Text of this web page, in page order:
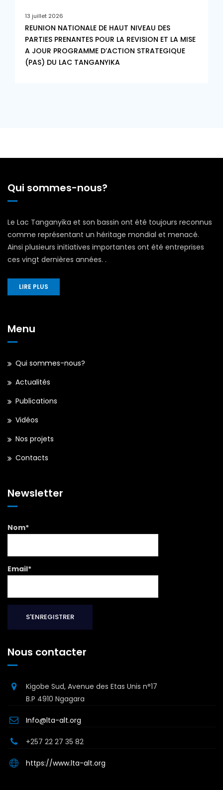
13 juillet 2026
REUNION NATIONALE DE HAUT NIVEAU DES
PARTIES PRENANTES POUR LA REVISION ET LA MISE
A JOUR PROGRAMME D’ACTION STRATEGIQUE
(PAS) DU LAC TANGANYIKA
Qui sommes-nous?
Le Lac Tanganyika et son bassin ont été toujours reconnus
comme représentant un héritage mondial et menacé.
Ainsi plusieurs initiatives importantes ont été entreprises
ces vingt dernières années. .
LIRE PLUS
Menu
Qui sommes-nous?
Actualités
Publications
Vidéos
Nos projets
Contacts
Newsletter
Nom*
Email*
Nous contacter
Kigobe Sud, Avenue des Etas Unis n°17
B.P 4910 Ngagara
Info@lta-alt.org
+257 22 27 35 82
https://www.lta-alt.org